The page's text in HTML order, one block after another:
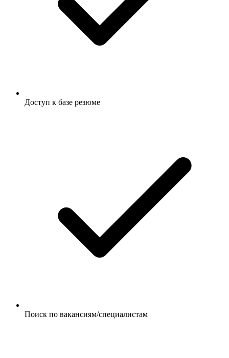
Доступ к базе резюме
Поиск по вакансиям/специалистам